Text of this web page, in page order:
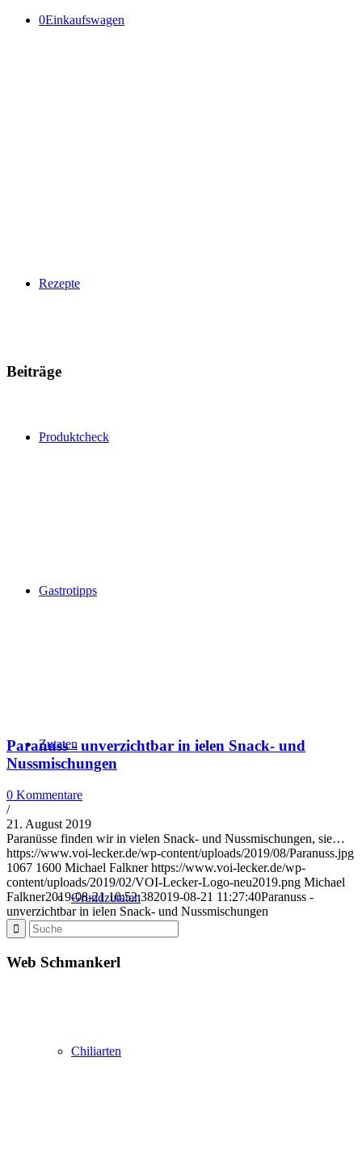
0Einkaufswagen
Rezepte
Produktcheck
Gastrotipps
Zutaten
Grundzutaten
Chiliarten
Beiträge
Paranuss - unverzichtbar in ielen Snack- und
Nussmischungen
0 Kommentare
/
21. August 2019
Paranüsse finden wir in vielen Snack- und Nussmischungen, sie…
https://www.voi-lecker.de/wp-content/uploads/2019/08/Paranuss.jpg
1067 1600 Michael Falkner https://www.voi-lecker.de/wp-
content/uploads/2019/02/VOI-Lecker-Logo-neu2019.png Michael
Falkner2019-08-21 10:52:382019-08-21 11:27:40Paranuss -
unverzichtbar in ielen Snack- und Nussmischungen
Web Schmankerl